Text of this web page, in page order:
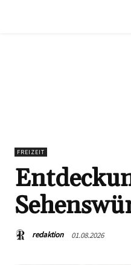
FREIZEIT
redaktion 01.08.2026